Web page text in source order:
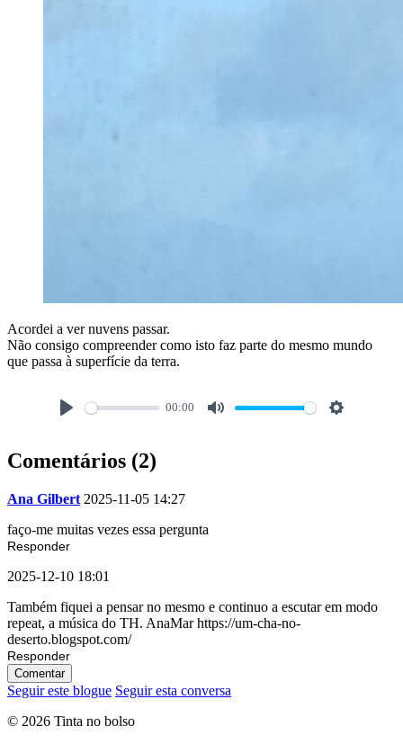
Acordei a ver nuvens passar.
Não consigo compreender como isto faz parte do mesmo mundo
que passa à superfície da terra.
00:00
Comentários (2)
Ana Gilbert 2025-11-05 14:27
faço-me muitas vezes essa pergunta
Responder
2025-12-10 18:01
Também fiquei a pensar no mesmo e continuo a escutar em modo
repeat, a música do TH. AnaMar https://um-cha-no-
deserto.blogspot.com/
Responder
Comentar
Seguir este blogue Seguir esta conversa
© 2026 Tinta no bolso